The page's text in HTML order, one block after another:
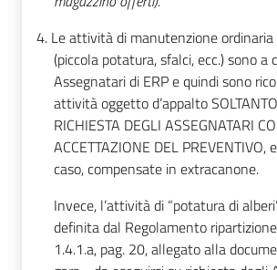
4. Le attività di manutenzione
(piccola potatura, sfalci, ecc.) sono a
Assegnatari di ERP e quindi sono
attività oggetto d’appalto
RICHIESTA DEGLI ASSEGNATARI
ACCETTAZIONE DEL PREVENTIVO,
caso, compensate in extracanone.
Invece, l’attività di “potatura di
definita dal Regolamento
1.4.1.a, pag. 20, allegato alla